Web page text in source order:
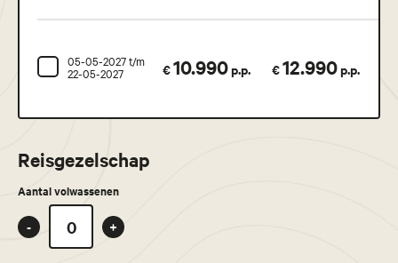
05-05-2027 t/m
22-05-2027 €10.990p.p. €12.990p.p.
Reisgezelschap
Aantal volwassenen
- +